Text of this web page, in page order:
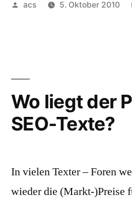
Veröffentlicht
acs 5. Oktober 2010
Wo liegt der
SEO-Texte?
In vielen Texter – Foren
wieder die (Markt-)Preise